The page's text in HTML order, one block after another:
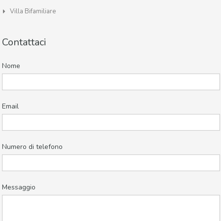
Villa Bifamiliare
Contattaci
Nome
Email
Numero di telefono
Messaggio